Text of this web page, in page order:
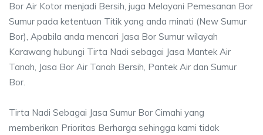
Bor Air Kotor menjadi Bersih, juga Melayani Pemesanan Bor
Sumur pada ketentuan Titik yang anda minati (New Sumur
Bor), Apabila anda mencari Jasa Bor Sumur wilayah
Karawang hubungi Tirta Nadi sebagai Jasa Mantek Air
Tanah, Jasa Bor Air Tanah Bersih, Pantek Air dan Sumur
Bor.
Tirta Nadi Sebagai Jasa Sumur Bor Cimahi yang
memberikan Prioritas Berharga sehingga kami tidak